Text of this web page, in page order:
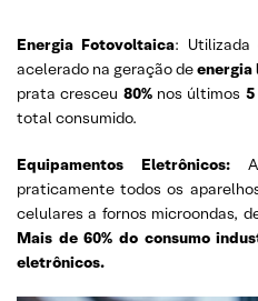
Energia Fotovoltaica: Utilizada
acelerado na geração deenergia
prata cresceu 80%nos últimos 5
total consumido.
Equipamentos Eletrônicos:
praticamente todos os
celulares a fornos microondas,
Mais de 60% do consumo
eletrônicos.